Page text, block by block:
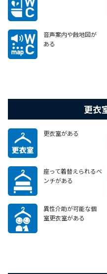
音声案内や蝕地図が
ある
更衣
更衣室がある
座って着替えられるベ
ンチがある
異性介助が可能な個
室更衣室がある